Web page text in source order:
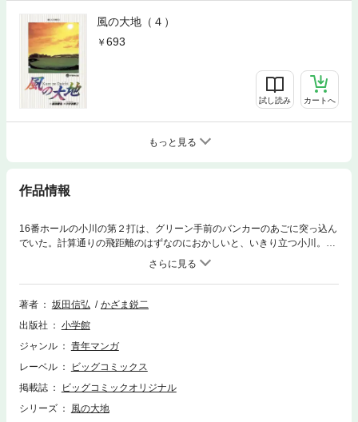
風の大地（４）
693
試し読み カートへ
もっと見る
作品情報
16番ホールの小川の第２打は、グリーン手前のバンカーのあごに突っ込ん
でいた。計算通りの飛距離のはずなのにおかしいと、いきり立つ小川。沖
田は、排水口の位置が移動したことを知らなかったから距離を誤ったのだ
と告げる。さらに、ミスショットが続く堀田が、賭けに負けた時の責任を
小川に押し付けようとする。怒った小川は…。
著者
坂田信弘
かざま鋭二
出版社
小学館
ジャンル
青年マンガ
レーベル
ビッグコミックス
掲載誌
ビッグコミックオリジナル
シリーズ
風の大地